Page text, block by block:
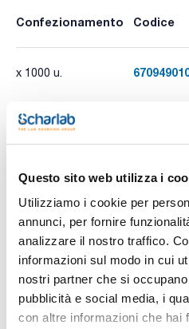
Questo sito web utilizza i
Utilizziamo i cookie per
annunci, per fornire
analizzare il nostro traffico.
informazioni sul modo in cui
nostri partner che si
pubblicità e social media, i
con altre informazioni che hai
Confezionamento Codice
x 1000 u.
Caratteristiche
Volume (µl) : 1-200
Colour : Yellow
Presentation : Bag
Compatibility : Eppendorf,
Pack (u.) : 1000
Punte in polipropilene prive di
conformità.
Vedi di più
Documentazione